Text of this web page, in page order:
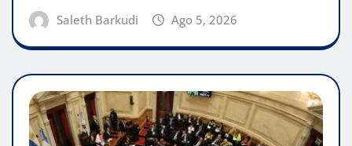
Saleth Barkudi Ago 5, 2026